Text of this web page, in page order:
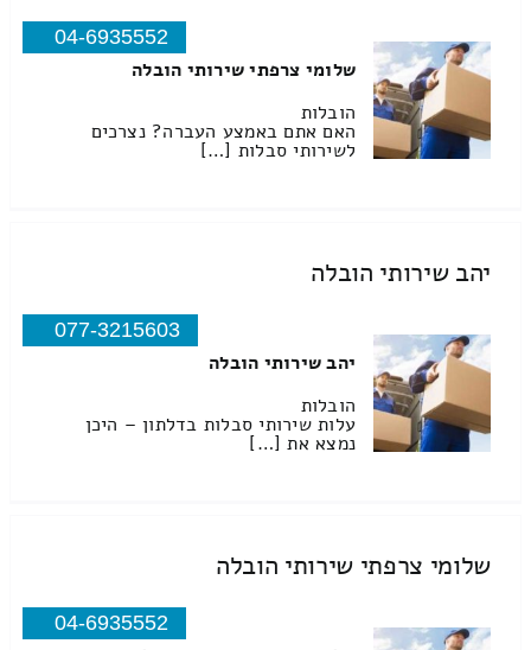
04-6935552
שלומי צרפתי שירותי הובלה
הובלות
האם אתם באמצע העברה? נצרכים
לשירותי סבלות […]
יהב שירותי הובלה
077-3215603
יהב שירותי הובלה
הובלות
עלות שירותי סבלות בדלתון – היכן
נמצא את […]
שלומי צרפתי שירותי הובלה
04-6935552